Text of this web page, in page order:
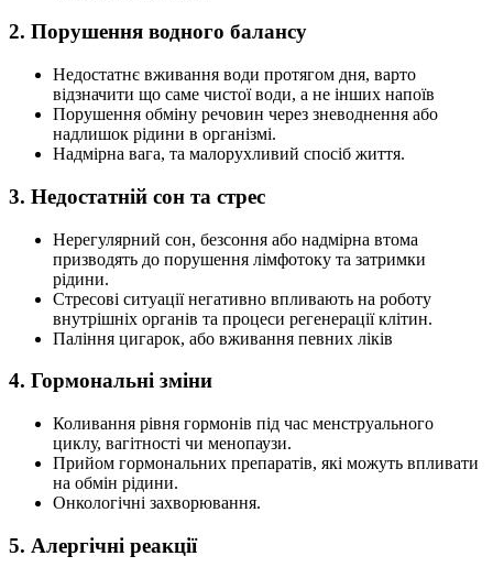
2. Порушення водного балансу
Недостатнє вживання води протягом дня, варто
відзначити що саме чистої води, а не інших напоїв
Порушення обміну речовин через зневоднення або
надлишок рідини в організмі.
Надмірна вага, та малорухливий спосіб життя.
3. Недостатній сон та стрес
Нерегулярний сон, безсоння або надмірна втома
призводять до порушення лімфотоку та затримки
рідини.
Стресові ситуації негативно впливають на роботу
внутрішніх органів та процеси регенерації клітин.
Паління цигарок, або вживання певних ліків
4. Гормональні зміни
Коливання рівня гормонів під час менструального
циклу, вагітності чи менопаузи.
Прийом гормональних препаратів, які можуть впливати
на обмін рідини.
Онкологічні захворювання.
5. Алергічні реакції